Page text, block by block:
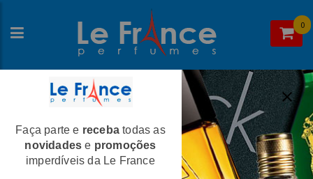
0
Home> Perfumes Masculinos Chipre
Perfumes Masculinos Chipre
Faça parte e receba todas as
novidades e promoções
imperdíveis da Le France